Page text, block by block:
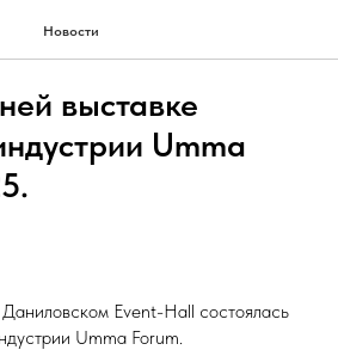
Новости
выставке
Umma
Event-Hall состоялась
Umma Forum.